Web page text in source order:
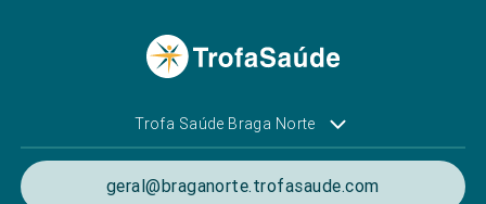
Trofa Saúde Braga Norte
geral@braganorte.trofasaude.com